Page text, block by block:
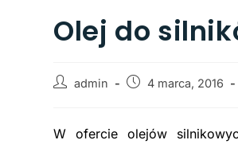
Olej do
admin 4 marca, 2016
W ofercie olejów